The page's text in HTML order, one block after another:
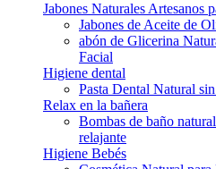
Jabones Naturales Artesanos
Jabones de Aceite de
abón de Glicerina
Facial
Higiene dental
Pasta Dental Natural
Relax en la bañera
Bombas de baño
relajante
Higiene Bebés